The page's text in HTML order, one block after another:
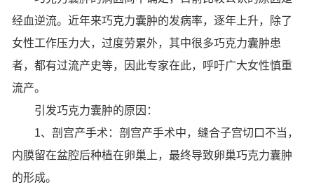
经血逆流。近年来巧克力囊肿的发病率，逐年上升，除了
女性工作压力大，过度劳累外，其中很多巧克力囊肿患
者，都有过流产史等，因此专家在此，呼吁广大女性慎重
流产。
引发巧克力囊肿的原因：
1、剖宫产手术：剖宫产手术中，缝合子宫切口不当，
内膜留在盆腔后种植在卵巢上，最终导致卵巢巧克力囊肿
的形成。